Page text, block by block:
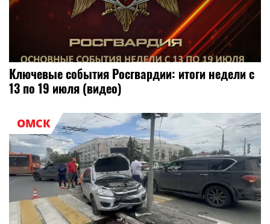
Ключевые события Росгвардии: итоги недели с
13 по 19 июля (видео)
ОМСК